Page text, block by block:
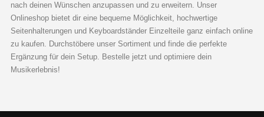
nach deinen Wünschen anzupassen und zu erweitern. Unser
Onlineshop bietet dir eine bequeme Möglichkeit, hochwertige
Seitenhalterungen und Keyboardständer Einzelteile ganz einfach online
zu kaufen. Durchstöbere unser Sortiment und finde die perfekte
Ergänzung für dein Setup. Bestelle jetzt und optimiere dein
Musikerlebnis!